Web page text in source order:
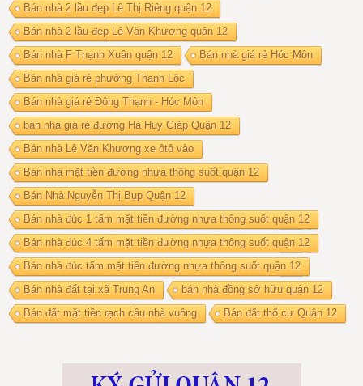
Bán nhà 2 lầu đẹp Lê Thị Riêng quận 12
Bán nhà 2 lầu đẹp Lê Văn Khương quận 12
Bán nhà F Thạnh Xuân quận 12
Bán nhà giá rẻ Hóc Môn
Bán nhà giá rẻ phường Thạnh Lộc
Bán nhà giá rẻ Đông Thạnh - Hóc Môn
bán nhà giá rẻ đường Hà Huy Giáp Quận 12
Bán nhà Lê Văn Khương xe ôtô vào
Bán nhà mặt tiền đường nhựa thông suốt quận 12
Bán Nhà Nguyễn Thị Bụp Quận 12
Bán nhà đúc 1 tấm mặt tiền đường nhựa thông suốt quận 12
Bán nhà đúc 4 tấm mặt tiền đường nhựa thông suốt quận 12
Bán nhà đúc tấm mặt tiền đường nhựa thông suốt quận 12
Bán nhà đất tại xã Trung An
bán nhà đồng sở hữu quận 12
Bán đất mặt tiền rạch cầu nhà vuông
Bán đất thổ cư Quận 12